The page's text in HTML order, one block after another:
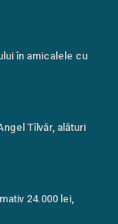
în amicalele cu
Tîlvăr, alături
24.000 lei,